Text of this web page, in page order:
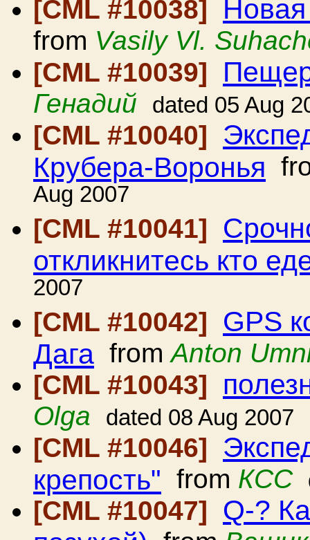
[CML #10038]
from Vasily Vl.
[CML #10039]
Генадий dated 05 Aug
[CML #10040]
Крубера-Воронья
Aug 2007
[CML #10041]
откликнитесь кто
2007
[CML #10042]
GPS
Дага fromAnton
[CML #10043]
Olga dated 08 Aug 2007
[CML #10046]
крепость" from КСС
[CML #10047] Q-?